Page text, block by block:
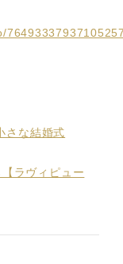
さな結婚式
ラヴィピュー